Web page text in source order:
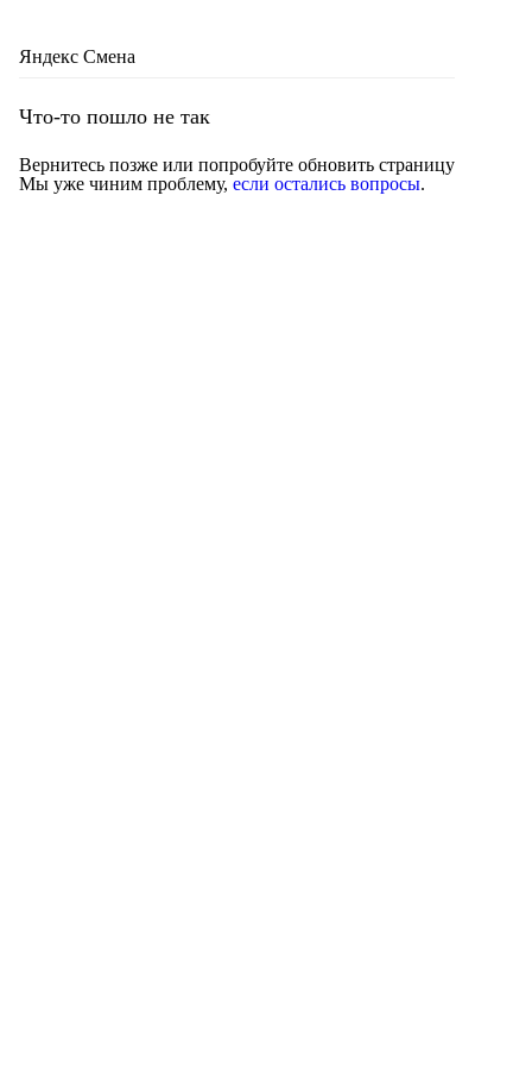
Яндекс Смена
Что-то пошло не так
Вернитесь позже или попробуйте обновить страницу
Мы уже чиним проблему, если остались вопросы.